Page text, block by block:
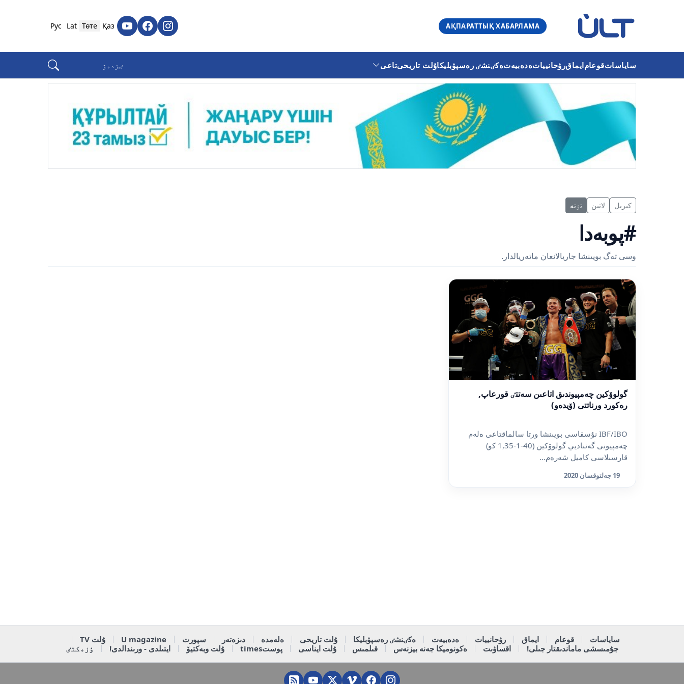
АҚПАРАТТЫҚ ХАБАРЛАМА
Қаз
Төте
Lat
Рус
ساياساتقوعامايماقرۋحانيياتەدەبيەتەكٸنشٸ رەسپۋبليكاۇلت تاريحىتاعى
كىرىل لاتىن تٶتە
#پوبەدا
وسى تەگ بويىنشا جاريالانعان ماتەريالدار.
گولوۆكين چەمپيوندىق اتاعىن سەتتٸ قورعاپ,
رەكورد ورناتتى (ۆيدەو)
IBF/IBO نۇسقاسى بويىنشا ورتا سالماقتاعى ەلەم
چەمپيونى گەنناديي گولوۆكين (40-1-1,35 كو)
قارسىلاسى كاميل شەرەم...
19 جەلتوقسان 2020
ساياسات قوعام ايماق رۋحانييات ەدەبيەت ەكٸنشٸ رەسپۋبليكا ۇلت تاريحى ەلەمدە دىزەتەر سپورت U magazine
ۇلت TV
جۇمىسشى ماماندىقتار جىلى!
اقساۋىت ەكونوميكا جەنە بيزنەس قىلمىس ۇلت ايناسى پوستtimes ۇلت وبەكتيۆ ايتىلدى - ورىندالدى! ٶزەكتٸ